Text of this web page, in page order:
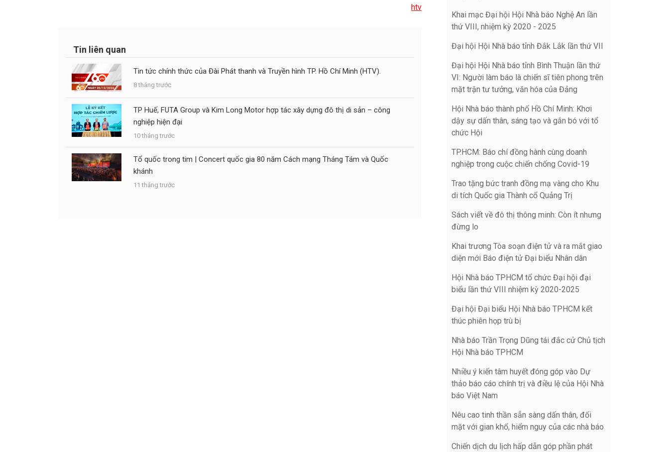
htv
Tin liên quan
Tin tức chính thức của Đài Phát thanh và Truyền hình TP. Hồ Chí Minh (HTV).
8 tháng trước
TP Huế, FUTA Group và Kim Long Motor hợp tác xây dựng đô thị di sản – công
nghiệp hiện đại
10 tháng trước
Tổ quốc trong tim | Concert quốc gia 80 năm Cách mạng Tháng Tám và Quốc
khánh
11 tháng trước
Khai mạc Đại hội Hội Nhà báo Nghệ An lần
thứ VIII, nhiệm kỳ 2020 - 2025
Đại hội Hội Nhà báo tỉnh Đắk Lắk lần thứ VII
Đại hội Hội Nhà báo tỉnh Bình Thuận lần thứ
VI: Người làm báo là chiến sĩ tiên phong trên
mặt trận tư tưởng, văn hóa của Đảng
Hội Nhà báo thành phố Hồ Chí Minh: Khơi
dậy sự dấn thân, sáng tạo và gắn bó với tổ
chức Hội
TP.HCM: Báo chí đồng hành cùng doanh
nghiệp trong cuộc chiến chống Covid-19
Trao tặng bức tranh đồng mạ vàng cho Khu
di tích Quốc gia Thành cổ Quảng Trị
Sách viết về đô thị thông minh: Còn ít nhưng
đừng lo
Khai trương Tòa soạn điện tử và ra mắt giao
diện mới Báo điện tử Đại biểu Nhân dân
Hội Nhà báo TPHCM tổ chức Đại hội đại
biểu lần thứ VIII nhiệm kỳ 2020-2025
Đại hội Đại biểu Hội Nhà báo TPHCM kết
thúc phiên họp trù bị
Nhà báo Trần Trọng Dũng tái đắc cử Chủ tịch
Hội Nhà báo TPHCM
Nhiều ý kiến tâm huyết đóng góp vào Dự
thảo báo cáo chính trị và điều lệ của Hội Nhà
báo Việt Nam
Nêu cao tinh thần sẵn sàng dấn thân, đối
mặt với gian khổ, hiểm nguy của các nhà báo
Chiến dịch du lịch hấp dẫn góp phần phát